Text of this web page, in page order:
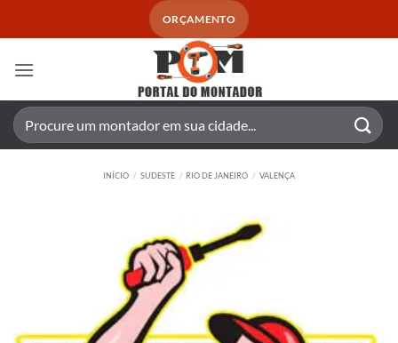
ORÇAMENTO
Pesquisar
por:
INÍCIO / SUDESTE / RIO DE JANEIRO / VALENÇA